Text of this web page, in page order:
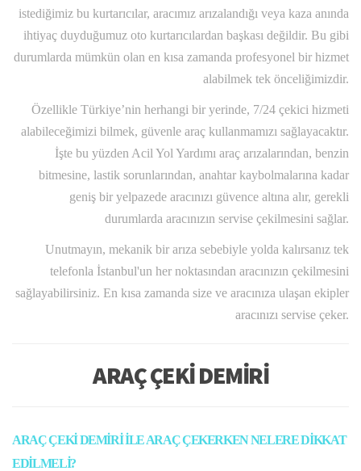
istediğimiz bu kurtarıcılar, aracımız arızalandığı veya kaza anında
ihtiyaç duyduğumuz oto kurtarıcılardan başkası değildir. Bu gibi
durumlarda mümkün olan en kısa zamanda profesyonel bir hizmet
alabilmek tek önceliğimizdir.
Özellikle Türkiye’nin herhangi bir yerinde, 7/24 çekici hizmeti
alabileceğimizi bilmek, güvenle araç kullanmamızı sağlayacaktır.
İşte bu yüzden Acil Yol Yardımı araç arızalarından, benzin
bitmesine, lastik sorunlarından, anahtar kaybolmalarına kadar
geniş bir yelpazede aracınızı güvence altına alır, gerekli
durumlarda aracınızın servise çekilmesini sağlar.
Unutmayın, mekanik bir arıza sebebiyle yolda kalırsanız tek
telefonla İstanbul'un her noktasından aracınızın çekilmesini
sağlayabilirsiniz. En kısa zamanda size ve aracınıza ulaşan ekipler
aracınızı servise çeker.
ARAÇ ÇEKİ DEMİRİ
ARAÇ ÇEKİ DEMİRİ İLE ARAÇ ÇEKERKEN NELERE DİKKAT
EDİLMELİ?